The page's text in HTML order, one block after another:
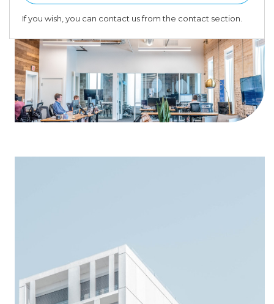
If you wish, you can contact us from the contact section.